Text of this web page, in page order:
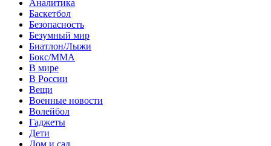
Аналитика
Баскетбол
Безопасность
Безумный мир
Биатлон/Лыжи
Бокс/MMA
В мире
В России
Вещи
Военные новости
Волейбол
Гаджеты
Дети
Дом и сад